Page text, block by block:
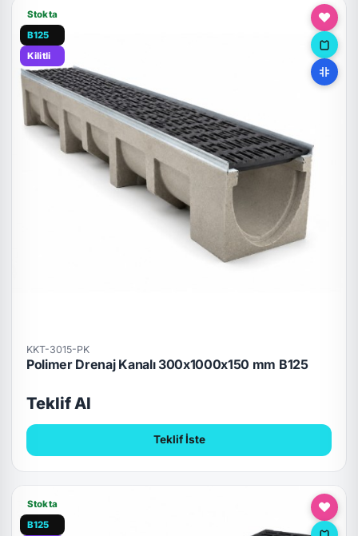
Stokta
B125
Kilitli
KKT-3015-PK
Polimer Drenaj Kanalı 300x1000x150 mm B125
Teklif Al
Teklif İste
Stokta
B125